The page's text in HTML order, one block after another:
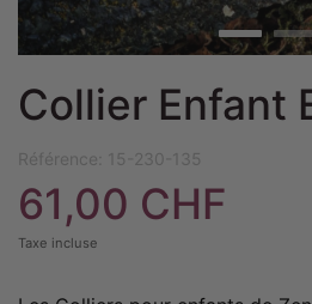
Collier Enfant
Référence: 15-230-135
61,00 CHF
Taxe incluse